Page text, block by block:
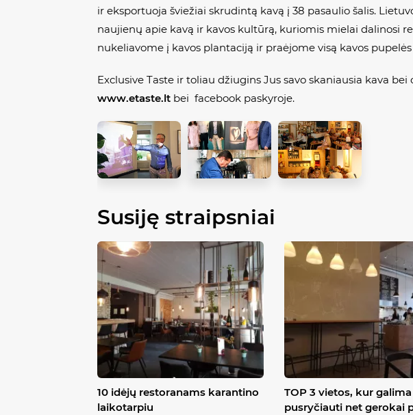
ir eksportuoja šviežiai skrudintą kavą į 38 pasaulio šalis.
naujienų apie kavą ir kavos kultūrą, kuriomis mielai dalinosi
nukeliavome į kavos plantaciją ir praėjome visą kavos
Exclusive Taste ir toliau džiugins Jus savo skaniausia kava
www.etaste.lt bei facebook paskyroje.
Susiję straipsniai
10 idėjų restoranams karantino
laikotarpiu
TOP 3 vietos, kur galima
pusryčiauti net gerokai